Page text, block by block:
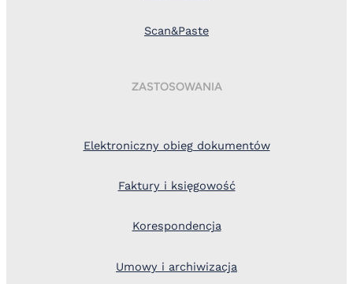
Scan&Paste
ZASTOSOWANIA
Elektroniczny obieg dokumentów
Faktury i księgowość
Korespondencja
Umowy i archiwizacja